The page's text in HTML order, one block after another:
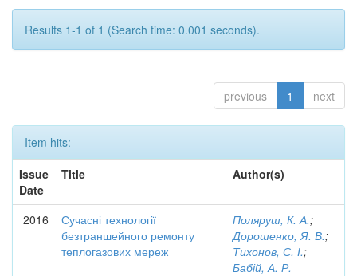
Results 1-1 of 1 (Search time: 0.001 seconds).
previous 1 next
Item hits:
Issue
Date
Title Author(s)
2016
Сучасні технології
безтраншейного ремонту
теплогазових мереж
Поляруш, К. А.;
Дорошенко, Я. В.;
Тихонов, С. І.;
Бабій, А. Р.